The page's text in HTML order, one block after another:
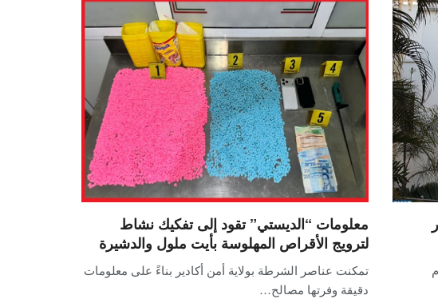
معلومات “الديستي” تقود إلى تفكيك نشاط
لترويج الأقراص المهلوسة بأيت ملول والدشيرة
تمكنت عناصر الشرطة بولاية أمن أكادير بناءً على معلومات
دقيقة وفرتها مصالح…